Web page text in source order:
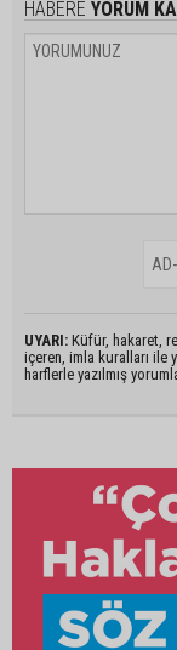
HABERE YORUM
UYARI: Küfür, hakaret,
içeren, imla kuralları ile
harflerle yazılmış